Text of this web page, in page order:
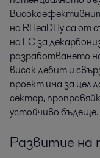
на RHeaDHy са от
на ЕС за
разработването
висок дебит и
проект има за
сектор,
устойчиво бъдеще.
Развитие на